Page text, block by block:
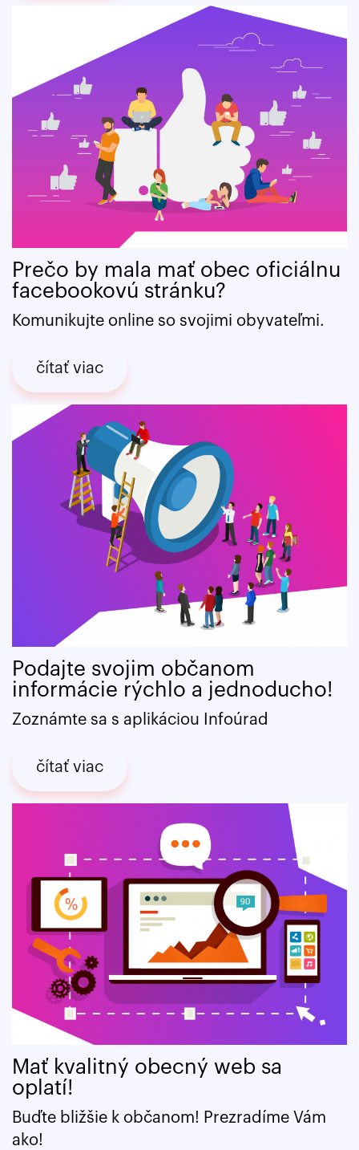
Prečo by mala mať obec oficiálnu
facebookovú stránku?
Komunikujte online so svojimi obyvateľmi.
čítať viac
Podajte svojim občanom
informácie rýchlo a jednoducho!
Zoznámte sa s aplikáciou Infoúrad
čítať viac
Mať kvalitný obecný web sa
oplatí!
Buďte bližšie k občanom! Prezradíme Vám
ako!